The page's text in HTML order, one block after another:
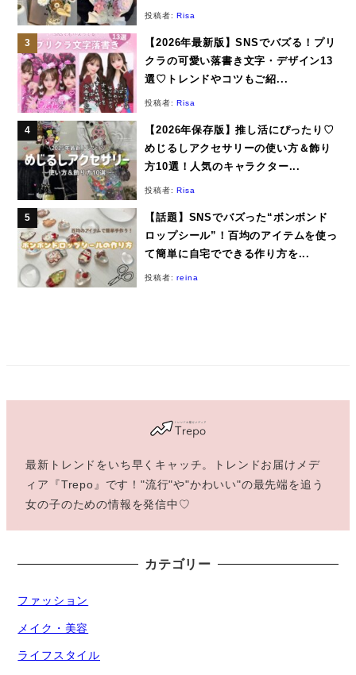
投稿者:Risa
【2026年最新版】SNSでバズる！プリ
クラの可愛い落書き文字・デザイン13
選♡トレンドやコツもご紹...
投稿者:Risa
【2026年保存版】推し活にぴったり♡
めじるしアクセサリーの使い方＆飾り
方10選！人気のキャラクター...
投稿者:Risa
【話題】SNSでバズった“ボンボンド
ロップシール”！百均のアイテムを使っ
て簡単に自宅でできる作り方を...
投稿者:reina
最新トレンドをいち早くキャッチ。トレンドお届けメデ
ィア『Trepo』です！"流行"や"かわいい"の最先端を追う
女の子のための情報を発信中♡
カテゴリー
ファッション
メイク・美容
ライフスタイル